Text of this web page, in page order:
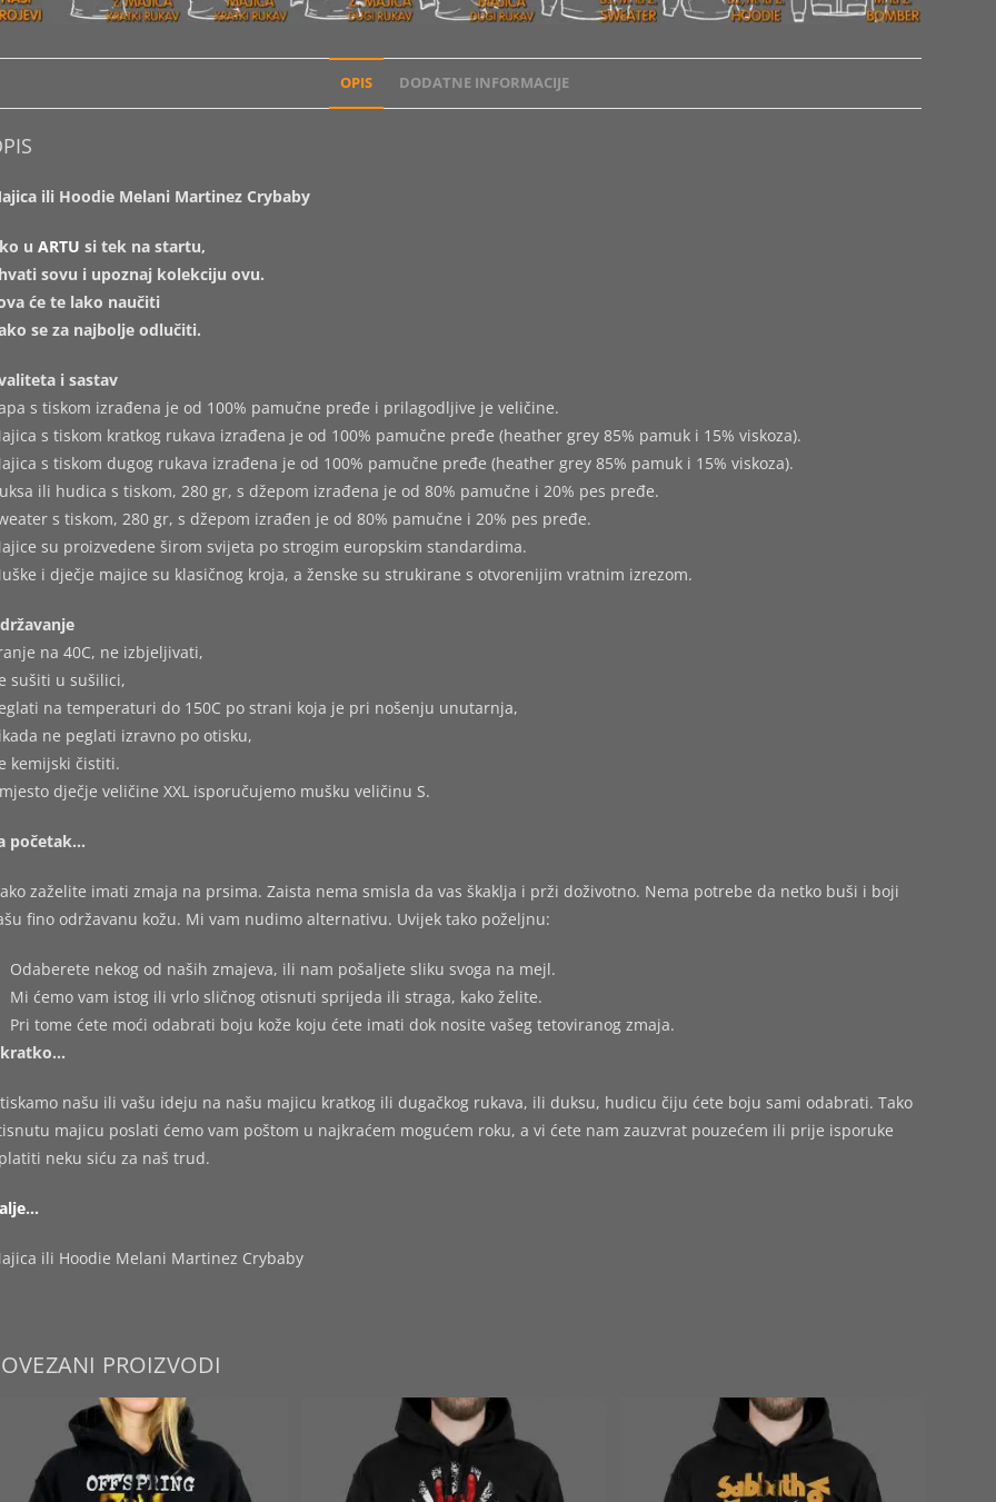
OPIS DODATNE INFORMACIJE
ili Hoodie Melani Martinez Crybaby
u ARTU si tek na startu,
sovu i upoznaj kolekciju ovu.
će te lako naučiti
se za najbolje odlučiti.
i sastav
s tiskom izrađena je od 100% pamučne pređe i prilagodljive je veličine.
s tiskom kratkog rukava izrađena je od 100% pamučne pređe (heather grey 85% pamuk i 15% viskoza).
s tiskom dugog rukava izrađena je od 100% pamučne pređe (heather grey 85% pamuk i 15% viskoza).
ili hudica s tiskom, 280 gr, s džepom izrađena je od 80% pamučne i 20% pes pređe.
s tiskom, 280 gr, s džepom izrađen je od 80% pamučne i 20% pes pređe.
su proizvedene širom svijeta po strogim europskim standardima.
i dječje majice su klasičnog kroja, a ženske su strukirane s otvorenijim vratnim izrezom.
na 40C, ne izbjeljivati,
sušiti u sušilici,
na temperaturi do 150C po strani koja je pri nošenju unutarnja,
ne peglati izravno po otisku,
kemijski čistiti.
dječje veličine XXL isporučujemo mušku veličinu S.
početak…
zaželite imati zmaja na prsima. Zaista nema smisla da vas škaklja i prži doživotno. Nema potrebe da netko buši i boji
fino održavanu kožu. Mi vam nudimo alternativu. Uvijek tako poželjnu:
Odaberete nekog od naših zmajeva, ili nam pošaljete sliku svoga na mejl.
Mi ćemo vam istog ili vrlo sličnog otisnuti sprijeda ili straga, kako želite.
Pri tome ćete moći odabrati boju kože koju ćete imati dok nosite vašeg tetoviranog zmaja.
našu ili vašu ideju na našu majicu kratkog ili dugačkog rukava, ili duksu, hudicu čiju ćete boju sami odabrati. Tako
majicu poslati ćemo vam poštom u najkraćem mogućem roku, a vi ćete nam zauzvrat pouzećem ili prije isporuke
neku siću za naš trud.
ili Hoodie Melani Martinez Crybaby
PROIZVODI